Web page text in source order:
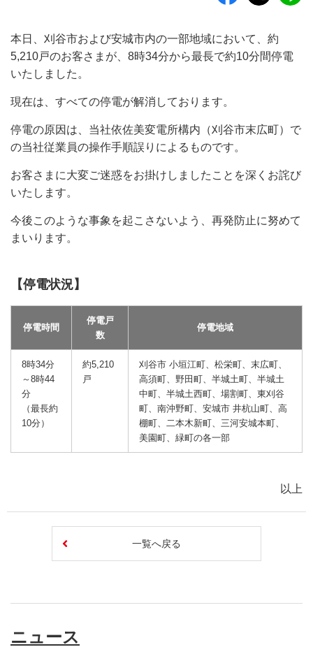
本日、刈谷市および安城市内の一部地域において、約
5,210戸のお客さまが、8時34分から最長で約10分間停電
いたしました。
現在は、すべての停電が解消しております。
停電の原因は、当社依佐美変電所構内（刈谷市末広町）で
の当社従業員の操作手順誤りによるものです。
お客さまに大変ご迷惑をお掛けしましたことを深くお詫び
いたします。
今後このような事象を起こさないよう、再発防止に努めて
まいります。
【停電状況】
停電時間
停電戸
数
停電地域
8時34分
～8時44
分
（最長約
10分）
約5,210
戸
刈谷市 小垣江町、松栄町、末広町、
高須町、野田町、半城土町、半城土
中町、半城土西町、場割町、東刈谷
町、南沖野町、安城市 井杭山町、高
棚町、二本木新町、三河安城本町、
美園町、緑町の各一部
以上
一覧へ戻る
ニュース